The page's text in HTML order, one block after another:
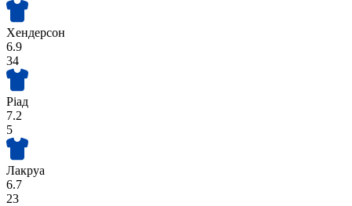
Хендерсон
6.9
34
Ріад
7.2
5
Лакруа
6.7
23